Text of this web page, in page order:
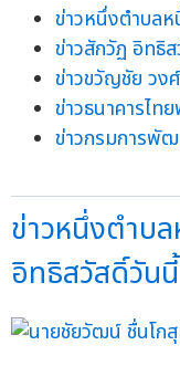
ข่าวหนึ่งตำบล
ข่าวสักวัฏ อิทธิ
ข่าวขวัญชัย วง
ข่าวธนาคารไท
ข่าวกรมการพั
ข่าวหนึ่งตำบ
อิทธิสวัสดิ์วันนี้